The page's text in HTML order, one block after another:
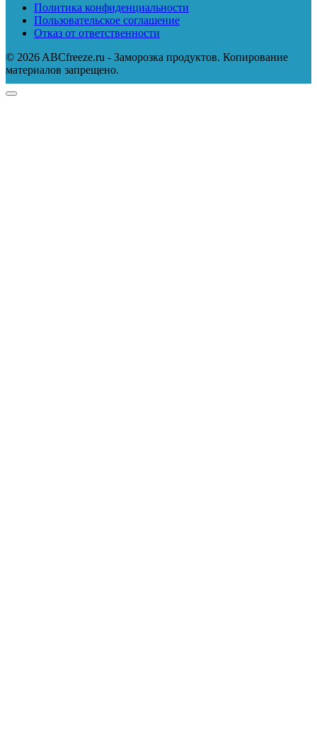
Политика конфиденциальности
Пользовательское соглашение
Отказ от ответственности
© 2026 ABCfreeze.ru - Заморозка продуктов. Копирование
материалов запрещено.